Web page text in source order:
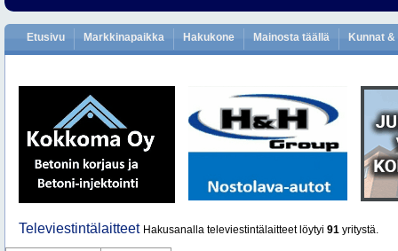
Etusivu Markkinapaikka Hakukone Mainosta täällä Kunnat
Televiestintälaitteet Hakusanalla televiestintälaitteet löytyi 91 yritystä.